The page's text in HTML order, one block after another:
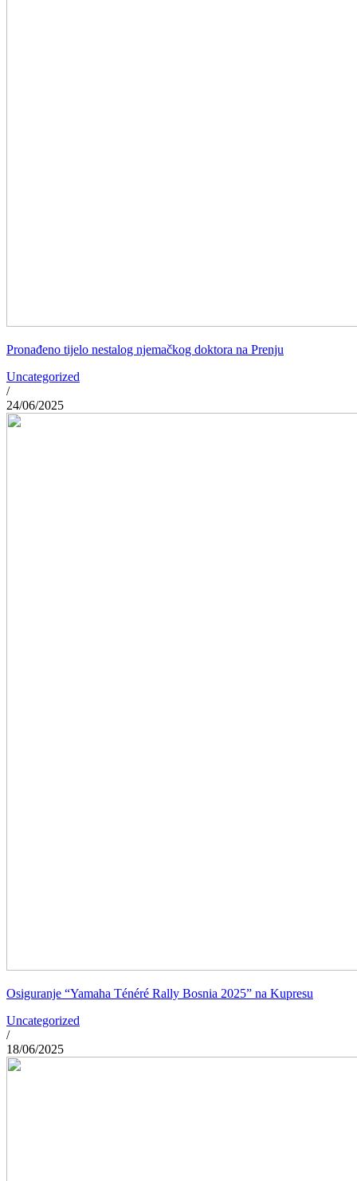
Pronađeno tijelo nestalog njemačkog doktora na Prenju
Uncategorized
/
24/06/2025
Osiguranje “Yamaha Ténéré Rally Bosnia 2025” na Kupresu
Uncategorized
/
18/06/2025